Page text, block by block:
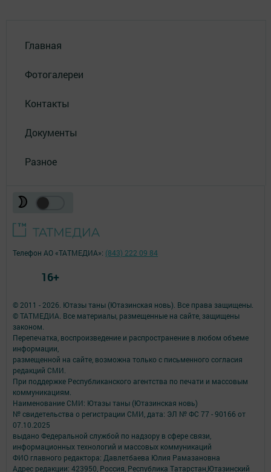
Главная
Фотогалереи
Контакты
Документы
Разное
© 2011 - 2026. Ютазы таны (Ютазинская новь). Все права защищены.
© ТАТМЕДИА. Все материалы, размещенные на сайте, защищены
законом.
Перепечатка, воспроизведение и распространение в любом объеме
информации,
размещенной на сайте, возможна только с письменного согласия
редакций СМИ.
При поддержке Республиканского агентства по печати и массовым
коммуникациям.
Наименование СМИ: Ютазы таны (Ютазинская новь)
№ свидетельства о регистрации СМИ, дата: ЭЛ № ФС 77 - 90166 от
07.10.2025
выдано Федеральной службой по надзору в сфере связи,
информационных технологий и массовых коммуникаций
ФИО главного редактора: Давлетбаева Юлия Рамазановна
Адрес редакции: 423950, Россия, Республика Татарстан,Ютазинский
Телефон АО «ТАТМЕДИА»: (843) 222 09 84
16+